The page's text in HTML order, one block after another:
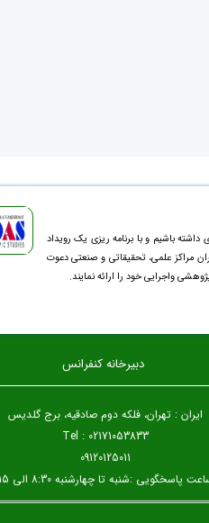
باشیم و با برنامه ریزی یک رویداد
مراکز علمی، تحقیقاتی و صنعتی دعوت
واجرایی خود را ارائه نمایند.
دبیرخانه کنفرانس
ایران : تهران، فلکه دوم صادقیه، برج گلدیس
Tel : 02171053833
09120125011
پاسخگویی :شنبه تا چهارشنبه 8:30 الی 15